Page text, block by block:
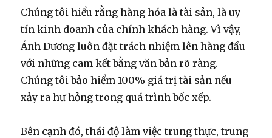
Chúng tôi hiểu rằng hàng hóa là tài sản, là uy
tín kinh doanh của chính khách hàng. Vì vậy,
Ánh Dương luôn đặt trách nhiệm lên hàng đầu
với những cam kết bằng văn bản rõ ràng.
Chúng tôi bảo hiểm 100% giá trị tài sản nếu
xảy ra hư hỏng trong quá trình bốc xếp.
Bên cạnh đó, thái độ làm việc trung thực, trung